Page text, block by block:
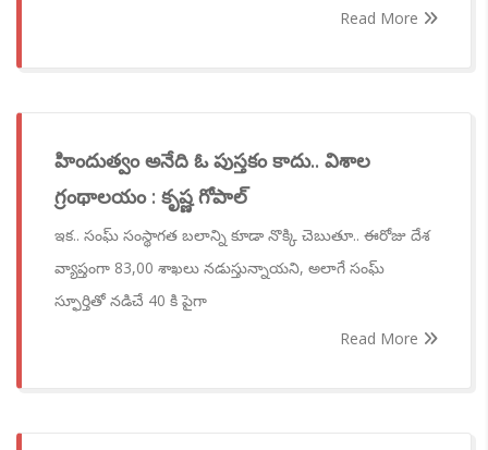
Read More
హిందుత్వం అనేది ఓ పుస్తకం కాదు.. విశాల
గ్రంథాలయం : కృష్ణ గోపాల్
ఇక.. సంఘ్ సంస్థాగత బలాన్ని కూడా నొక్కి చెబుతూ.. ఈరోజు దేశ
వ్యాప్తంగా 83,00 శాఖలు నడుస్తున్నాయని, అలాగే సంఘ్
స్ఫూర్తితో నడిచే 40 కి పైగా
Read More